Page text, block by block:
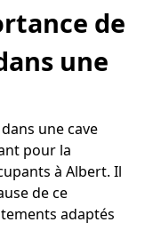
de
une
une cave
pour la
à Albert. Il
de ce
adaptés